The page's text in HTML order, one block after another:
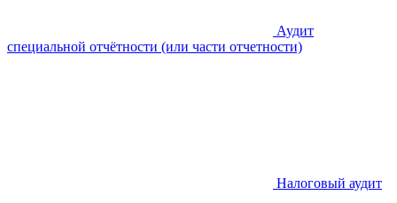
Аудит
специальной отчётности (или части отчетности)
Налоговый аудит